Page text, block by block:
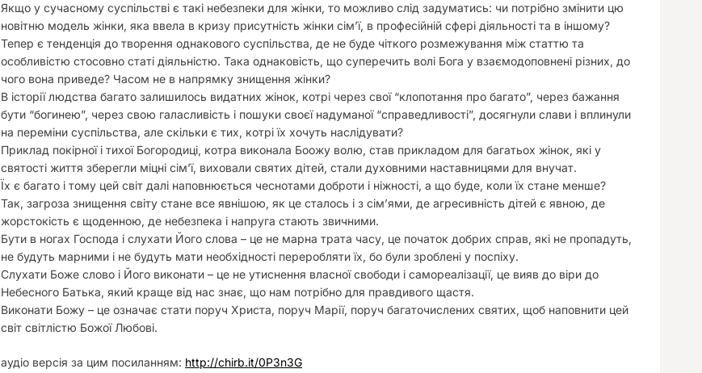
Якщо у сучасному суспільстві є такі небезпеки для жінки, то можливо слід задуматись: чи потрібно змінити цю
новітню модель жінки, яка ввела в кризу присутність жінки сім’ї, в професійній сфері діяльності та в іншому?
Тепер є тенденція до творення однакового суспільства, де не буде чіткого розмежування між статтю та
особливістю стосовно статі діяльністю. Така однаковість, що суперечить волі Бога у взаємодоповнені різних, до
чого вона приведе? Часом не в напрямку знищення жінки?
В історії людства багато залишилось видатних жінок, котрі через свої “клопотання про багато”, через бажання
бути “богинею”, через свою галасливість і пошуки своєї надуманої “справедливості”, досягнули слави і вплинули
на переміни суспільства, але скільки є тих, котрі їх хочуть наслідувати?
Приклад покірної і тихої Богородиці, котра виконала Боожу волю, став прикладом для багатьох жінок, які у
святості життя зберегли міцні сім’ї, виховали святих дітей, стали духовними наставницями для внучат.
Їх є багато і тому цей світ далі наповнюється чеснотами доброти і ніжності, а що буде, коли їх стане менше?
Так, загроза знищення світу стане все явнішою, як це сталось і з сім’ями, де агресивність дітей є явною, де
жорстокість є щоденною, де небезпека і напруга стають звичними.
Бути в ногах Господа і слухати Його слова – це не марна трата часу, це початок добрих справ, які не пропадуть,
не будуть марними і не будуть мати необхідності переробляти їх, бо були зроблені у поспіху.
Слухати Боже слово і Його виконати – це не утиснення власної свободи і самореалізації, це вияв до віри до
Небесного Батька, який краще від нас знає, що нам потрібно для правдивого щастя.
Виконати Божу – це означає стати поруч Христа, поруч Марії, поруч багаточислених святих, щоб наповнити цей
світ світлістю Божої Любові.
аудіо версія за цим посиланням: http://chirb.it/0P3n3G